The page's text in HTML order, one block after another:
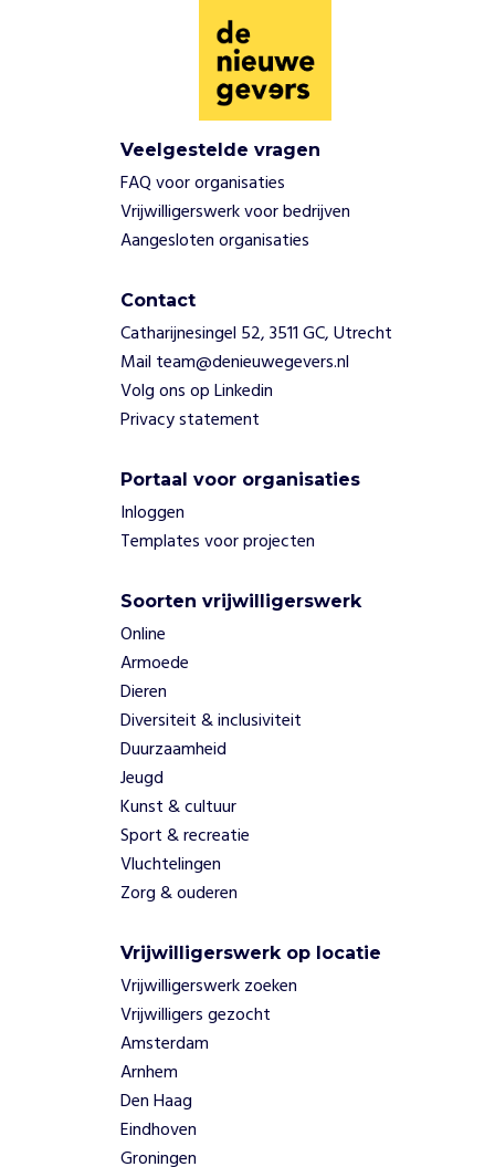
Veelgestelde vragen
FAQ voor organisaties
Vrijwilligerswerk voor bedrijven
Aangesloten organisaties
Contact
Catharijnesingel 52, 3511 GC, Utrecht
Mail team@denieuwegevers.nl
Volg ons op Linkedin
Privacy statement
Portaal voor organisaties
Inloggen
Templates voor projecten
Soorten vrijwilligerswerk
Online
Armoede
Dieren
Diversiteit & inclusiviteit
Duurzaamheid
Jeugd
Kunst & cultuur
Sport & recreatie
Vluchtelingen
Zorg & ouderen
Vrijwilligerswerk op locatie
Vrijwilligerswerk zoeken
Vrijwilligers gezocht
Amsterdam
Arnhem
Den Haag
Eindhoven
Groningen